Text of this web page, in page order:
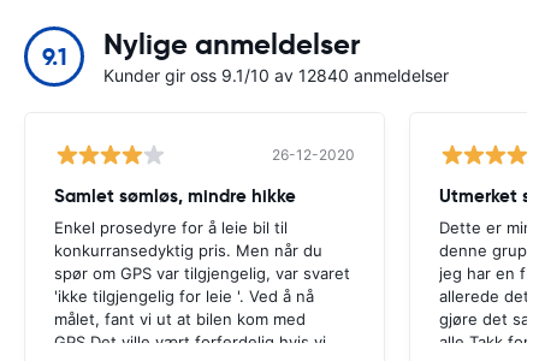
9.1 Nylige anmeldelser
Kunder gir oss 9.1/10 av 12840 anmeldelser
26-12-2020
Samlet sømløs, mindre hikke
Enkel prosedyre for å leie bil til
konkurransedyktig pris. Men når du
spør om GPS var tilgjengelig, var svaret
'ikke tilgjengelig for leie '. Ved å nå
målet, fant vi ut at bilen kom med
GPS.Det ville vært forferdelig hvis vi
Utmerket
Dette er min
denne
jeg har en
allerede det
gjøre det
alle.Takk for